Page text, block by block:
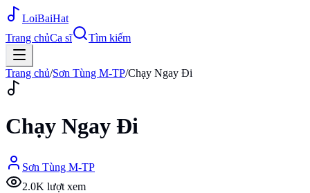
LoiBaiHat
Trang chủCa sĩ Tìm kiếm
Trang chủ/Sơn Tùng M-TP/Chạy Ngay Đi
Chạy Ngay Đi
Sơn Tùng M-TP
2.0K lượt xem